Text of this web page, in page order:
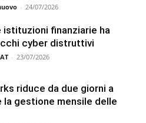
- 24/07/2026
istituzioni finanziarie ha
cyber distruttivi
- 23/07/2026
riduce da due giorni a
la gestione mensile delle